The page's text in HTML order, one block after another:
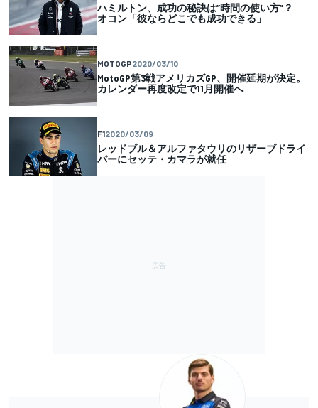
ハミルトン、成功の秘訣は”時間の使い方”？
オコン「彼ならどこでも成功できる」
MOTOGP2020/03/10
MotoGP第3戦アメリカズGP、開催延期が決定。
カレンダー再度改定で11月開催へ
F12020/03/09
レッドブル＆アルファタウリのリザーブドライ
バーにセッテ・カマラが就任